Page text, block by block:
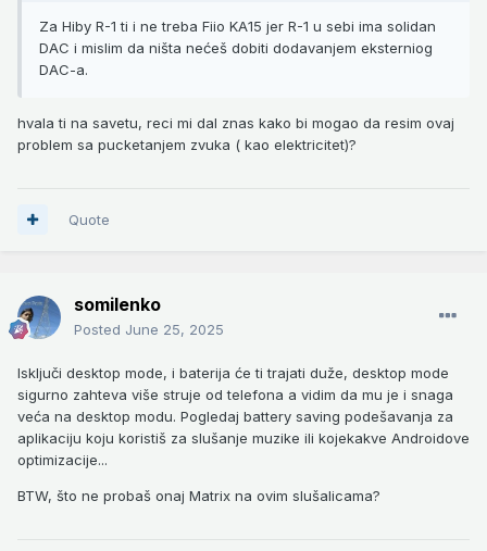
Za Hiby R-1 ti i ne treba Fiio KA15 jer R-1 u sebi ima solidan
DAC i mislim da ništa nećeš dobiti dodavanjem eksterniog
DAC-a.
hvala ti na savetu, reci mi dal znas kako bi mogao da resim ovaj
problem sa pucketanjem zvuka ( kao elektricitet)?
Quote
somilenko
Posted June 25, 2025
Isključi desktop mode, i baterija će ti trajati duže, desktop mode
sigurno zahteva više struje od telefona a vidim da mu je i snaga
veća na desktop modu. Pogledaj battery saving podešavanja za
aplikaciju koju koristiš za slušanje muzike ili kojekakve Androidove
optimizacije...
BTW, što ne probaš onaj Matrix na ovim slušalicama?